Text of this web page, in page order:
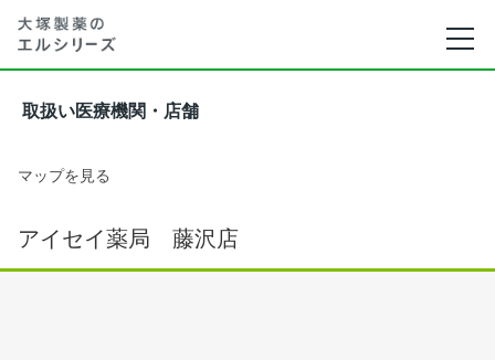
取扱い医療機関・店舗
マップを見る
アイセイ薬局 藤沢店